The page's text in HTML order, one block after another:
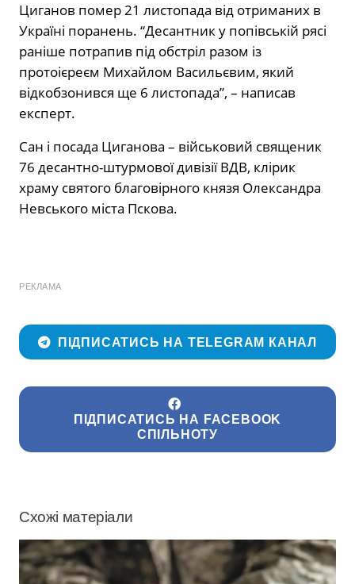
Циганов помер 21 листопада від отриманих в
Україні поранень. “Десантник у попівській рясі
раніше потрапив під обстріл разом із
протоієреєм Михайлом Васильєвим, який
відкобзонився ще 6 листопада”, – написав
експерт.
Сан і посада Циганова – військовий священик
76 десантно-штурмової дивізії ВДВ, клірик
храму святого благовірного князя Олександра
Невського міста Пскова.
РЕКЛАМА
ПІДПИСАТИСЬ НА TELEGRAM КАНАЛ
ПІДПИСАТИСЬ НА FACEBOOK
СПІЛЬНОТУ
Схожі матеріали